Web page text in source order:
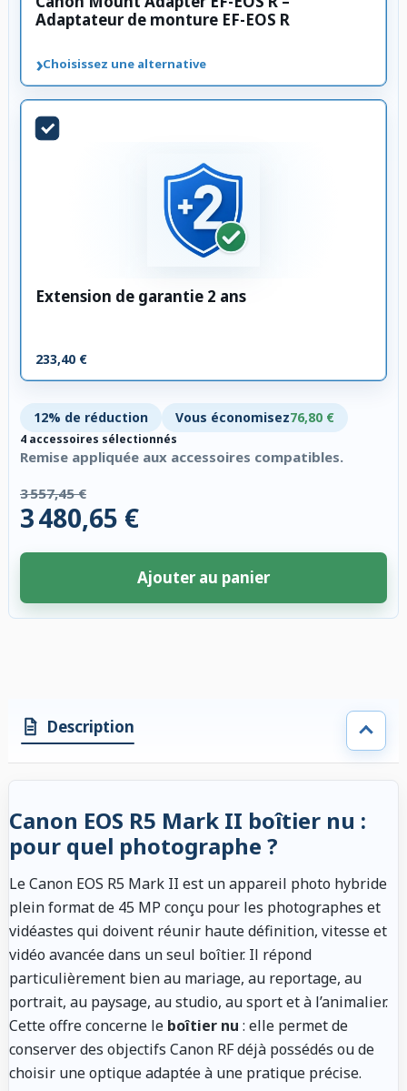
Adaptateur de monture EF-EOS R
›Choisissez une alternative
Extension de garantie 2 ans
233,40 €
12% de réduction Vous économisez76,80 €
4 accessoires sélectionnés
Remise appliquée aux accessoires compatibles.
3 557,45 €
3 480,65 €
Ajouter au panier
Description
Canon EOS R5 Mark II boîtier nu :
pour quel photographe ?
Le Canon EOS R5 Mark II est un appareil photo hybride
plein format de 45 MP conçu pour les photographes et
vidéastes qui doivent réunir haute définition, vitesse et
vidéo avancée dans un seul boîtier. Il répond
particulièrement bien au mariage, au reportage, au
portrait, au paysage, au studio, au sport et à l’animalier.
Cette offre concerne le boîtier nu : elle permet de
conserver des objectifs Canon RF déjà possédés ou de
choisir une optique adaptée à une pratique précise.